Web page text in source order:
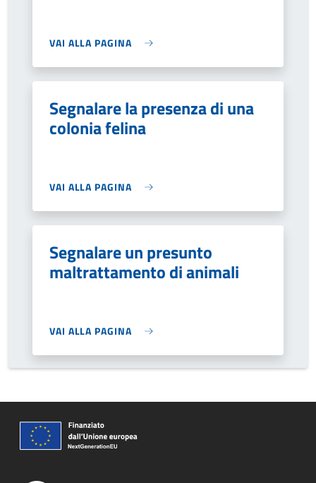
VAI ALLA PAGINA
Segnalare la presenza di una
colonia felina
VAI ALLA PAGINA
Segnalare un presunto
maltrattamento di animali
VAI ALLA PAGINA